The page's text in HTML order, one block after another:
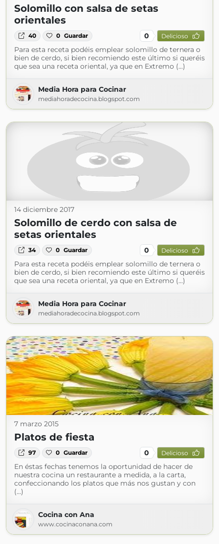
Solomillo con salsa de setas
orientales
40 0 Guardar 0 Delicioso
Para esta receta podéis emplear solomillo de ternera o
bien de cerdo, si bien recomiendo este último si queréis
que sea una receta oriental, ya que en Extremo (...)
Media Hora para Cocinar
mediahoradecocina.blogspot.com
14 diciembre 2017
Solomillo de cerdo con salsa de
setas orientales
34 0 Guardar 0 Delicioso
Para esta receta podéis emplear solomillo de ternera o
bien de cerdo, si bien recomiendo este último si queréis
que sea una receta oriental, ya que en Extremo (...)
Media Hora para Cocinar
mediahoradecocina.blogspot.com
7 marzo 2015
Platos de fiesta
97 0 Guardar 0 Delicioso
En éstas fechas tenemos la oportunidad de hacer de
nuestra cocina un restaurante a medida, a la carta,
confeccionando los platos que más nos gustan y con
(...)
Cocina con Ana
www.cocinaconana.com